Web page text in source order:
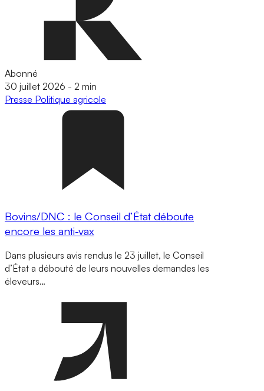
Abonné
30 juillet 2026 - 2 min
Presse Politique agricole
Bovins/DNC : le Conseil d’État déboute
encore les anti-vax
Dans plusieurs avis rendus le 23 juillet, le Conseil
d’État a débouté de leurs nouvelles demandes les
éleveurs…